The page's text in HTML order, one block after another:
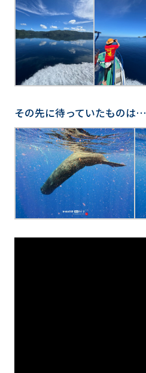
その先に待っていたものは…